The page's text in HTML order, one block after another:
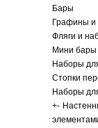
Бары
Графины
Фляги и
Мини бары
Наборы
Стопки
Наборы
+-